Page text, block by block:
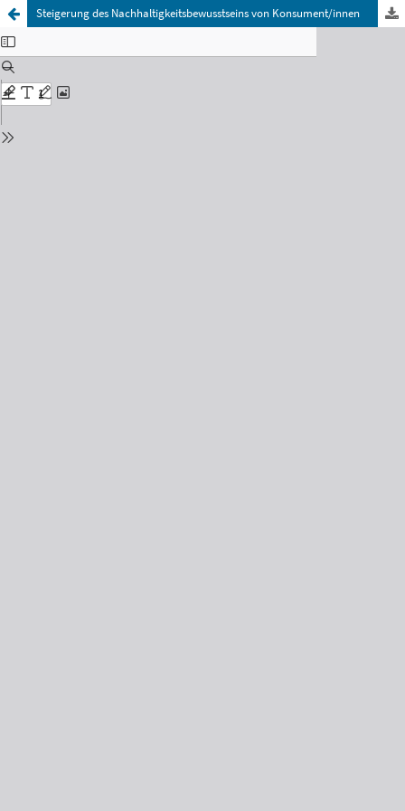
Steigerung des Nachhaltigkeitsbewusstseins von Konsument/innen